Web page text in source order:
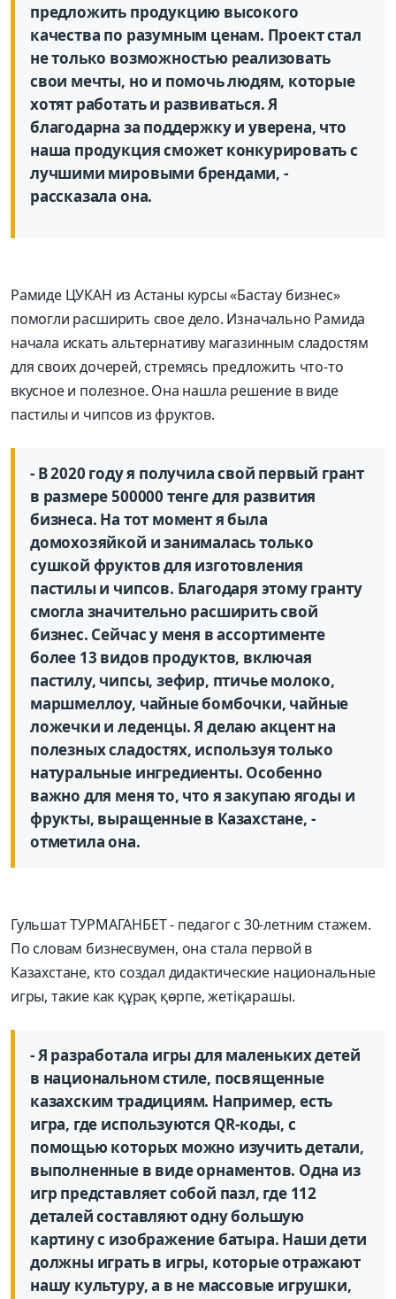
предложить продукцию высокого
качества по разумным ценам. Проект стал
не только возможностью реализовать
свои мечты, но и помочь людям, которые
хотят работать и развиваться. Я
благодарна за поддержку и уверена, что
наша продукция сможет конкурировать с
лучшими мировыми брендами, -
рассказала она.
Рамиде ЦУКАН из Астаны курсы «Бастау бизнес»
помогли расширить свое дело. Изначально Рамида
начала искать альтернативу магазинным сладостям
для своих дочерей, стремясь предложить что-то
вкусное и полезное. Она нашла решение в виде
пастилы и чипсов из фруктов.
- В 2020 году я получила свой первый грант
в размере 500000 тенге для развития
бизнеса. На тот момент я была
домохозяйкой и занималась только
сушкой фруктов для изготовления
пастилы и чипсов. Благодаря этому гранту
смогла значительно расширить свой
бизнес. Сейчас у меня в ассортименте
более 13 видов продуктов, включая
пастилу, чипсы, зефир, птичье молоко,
маршмеллоу, чайные бомбочки, чайные
ложечки и леденцы. Я делаю акцент на
полезных сладостях, используя только
натуральные ингредиенты. Особенно
важно для меня то, что я закупаю ягоды и
фрукты, выращенные в Казахстане, -
отметила она.
Гульшат ТУРМАГАНБЕТ - педагог с 30-летним стажем.
По словам бизнесвумен, она стала первой в
Казахстане, кто создал дидактические национальные
игры, такие как құрақ қөрпе, жетіқарашы.
- Я разработала игры для маленьких детей
в национальном стиле, посвященные
казахским традициям. Например, есть
игра, где используются QR-коды, с
помощью которых можно изучить детали,
выполненные в виде орнаментов. Одна из
игр представляет собой пазл, где 112
деталей составляют одну большую
картину с изображение батыра. Наши дети
должны играть в игры, которые отражают
нашу культуру, а в не массовые игрушки,